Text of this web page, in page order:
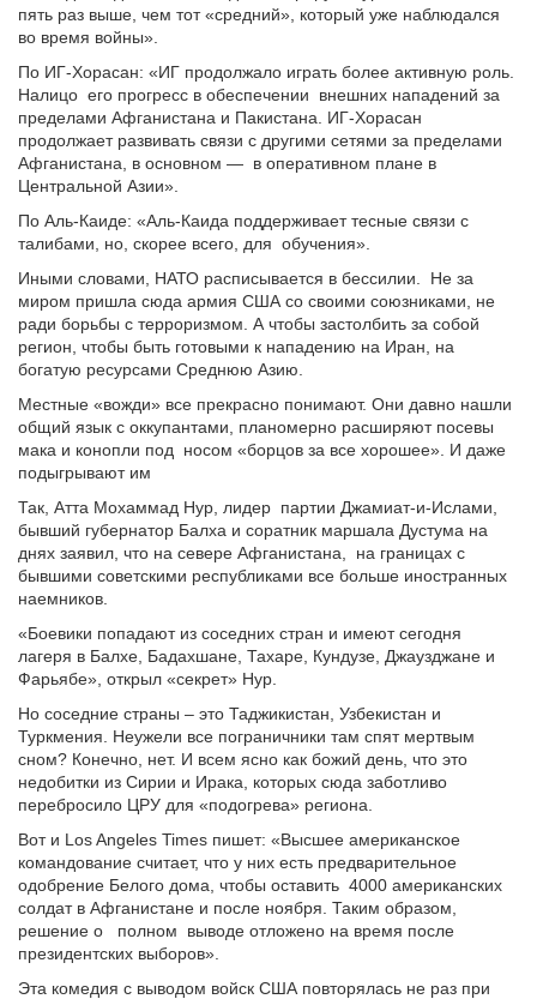
пять раз выше, чем тот «средний», который уже наблюдался
во время войны».
По ИГ-Хорасан: «ИГ продолжало играть более активную роль.
Налицо его прогресс в обеспечении внешних нападений за
пределами Афганистана и Пакистана. ИГ-Хорасан
продолжает развивать связи с другими сетями за пределами
Афганистана, в основном — в оперативном плане в
Центральной Азии».
По Аль-Каиде: «Аль-Каида поддерживает тесные связи с
талибами, но, скорее всего, для обучения».
Иными словами, НАТО расписывается в бессилии. Не за
миром пришла сюда армия США со своими союзниками, не
ради борьбы с терроризмом. А чтобы застолбить за собой
регион, чтобы быть готовыми к нападению на Иран, на
богатую ресурсами Среднюю Азию.
Местные «вожди» все прекрасно понимают. Они давно нашли
общий язык с оккупантами, планомерно расширяют посевы
мака и конопли под носом «борцов за все хорошее». И даже
подыгрывают им
Так, Атта Мохаммад Нур, лидер партии Джамиат-и-Ислами,
бывший губернатор Балха и соратник маршала Дустума на
днях заявил, что на севере Афганистана, на границах с
бывшими советскими республиками все больше иностранных
наемников.
«Боевики попадают из соседних стран и имеют сегодня
лагеря в Балхе, Бадахшане, Тахаре, Кундузе, Джаузджане и
Фарьябе», открыл «секрет» Нур.
Но соседние страны – это Таджикистан, Узбекистан и
Туркмения. Неужели все пограничники там спят мертвым
сном? Конечно, нет. И всем ясно как божий день, что это
недобитки из Сирии и Ирака, которых сюда заботливо
перебросило ЦРУ для «подогрева» региона.
Вот и Los Angeles Times пишет: «Высшее американское
командование считает, что у них есть предварительное
одобрение Белого дома, чтобы оставить 4000 американских
солдат в Афганистане и после ноября. Таким образом,
решение о полном выводе отложено на время после
президентских выборов».
Эта комедия с выводом войск США повторялась не раз при